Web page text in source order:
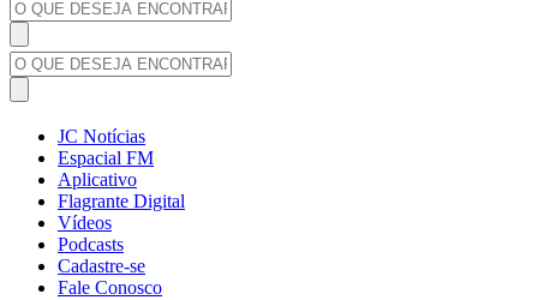
JC Notícias
Espacial FM
Aplicativo
Flagrante Digital
Vídeos
Podcasts
Cadastre-se
Fale Conosco